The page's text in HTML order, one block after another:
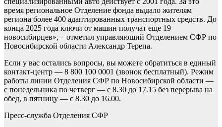
время региональное Отделение фонда выдало жителям
региона более 400 адаптированных транспортных средств. До
конца 2025 года ключи от машин получат еще 19
новосибирцев», – отметил управляющий Отделением СФР по
Новосибирской области Александр Терепа.
Если у вас остались вопросы, вы можете обратиться в единый
контакт-центр — 8 800 100 0001 (звонок бесплатный). Режим
работы линии Отделения СФР по Новосибирской области —
с понедельника по четверг — с 8.30 до 17.15 без перерыва на
обед, в пятницу — с 8.30 до 16.00.
Пресс-служба Отделения CФР